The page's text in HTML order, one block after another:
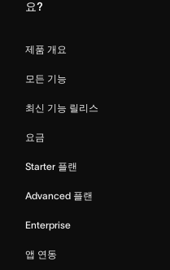
요?
제품 개요
모든 기능
최신 기능 릴리스
요금
Starter 플랜
Advanced 플랜
Enterprise
앱 연동